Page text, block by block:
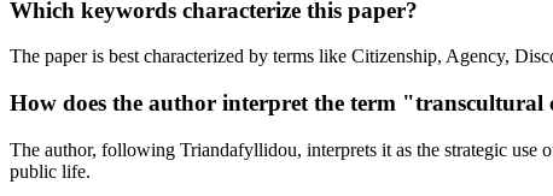
Which keywords characterize this paper?
The paper is best characterized by terms like Citizenship, Agency,
How does the author interpret the term "transcultural
The author, following Triandafyllidou, interprets it as the strategic
public life.